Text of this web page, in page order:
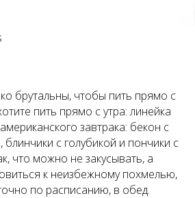
брутальны, чтобы пить прямо с
пить прямо с утра: линейка
завтрака: бекон с
с голубикой и пончики с
что можно не закусывать, а
к неизбежному похмелью,
по расписанию, в обед.